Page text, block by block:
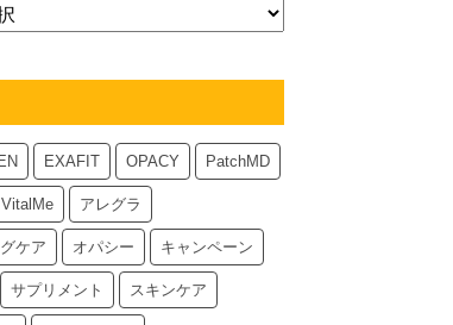
EXAFIT OPACY PatchMD
VitalMe アレグラ
ケア オパシー キャンペーン
サプリメント スキンケア